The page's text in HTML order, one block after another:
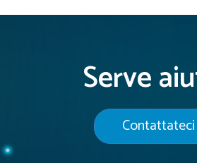
Serve
Contattateci